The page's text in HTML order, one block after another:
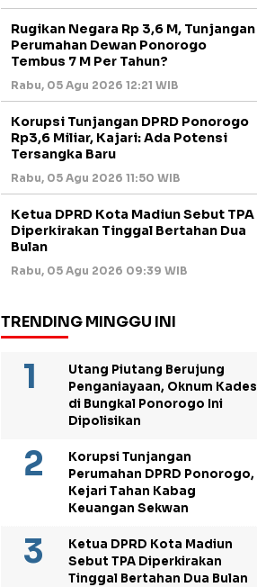
Rugikan Negara Rp 3,6 M, Tunjangan
Perumahan Dewan Ponorogo
Tembus 7 M Per Tahun?
Rabu, 05 Agu 2026 12:21 WIB
Korupsi Tunjangan DPRD Ponorogo
Rp3,6 Miliar, Kajari: Ada Potensi
Tersangka Baru
Rabu, 05 Agu 2026 11:50 WIB
Ketua DPRD Kota Madiun Sebut TPA
Diperkirakan Tinggal Bertahan Dua
Bulan
Rabu, 05 Agu 2026 09:39 WIB
TRENDING MINGGU INI
Utang Piutang Berujung
Penganiayaan, Oknum Kades
di Bungkal Ponorogo Ini
Dipolisikan
Korupsi Tunjangan
Perumahan DPRD Ponorogo,
Kejari Tahan Kabag
Keuangan Sekwan
Ketua DPRD Kota Madiun
Sebut TPA Diperkirakan
Tinggal Bertahan Dua Bulan